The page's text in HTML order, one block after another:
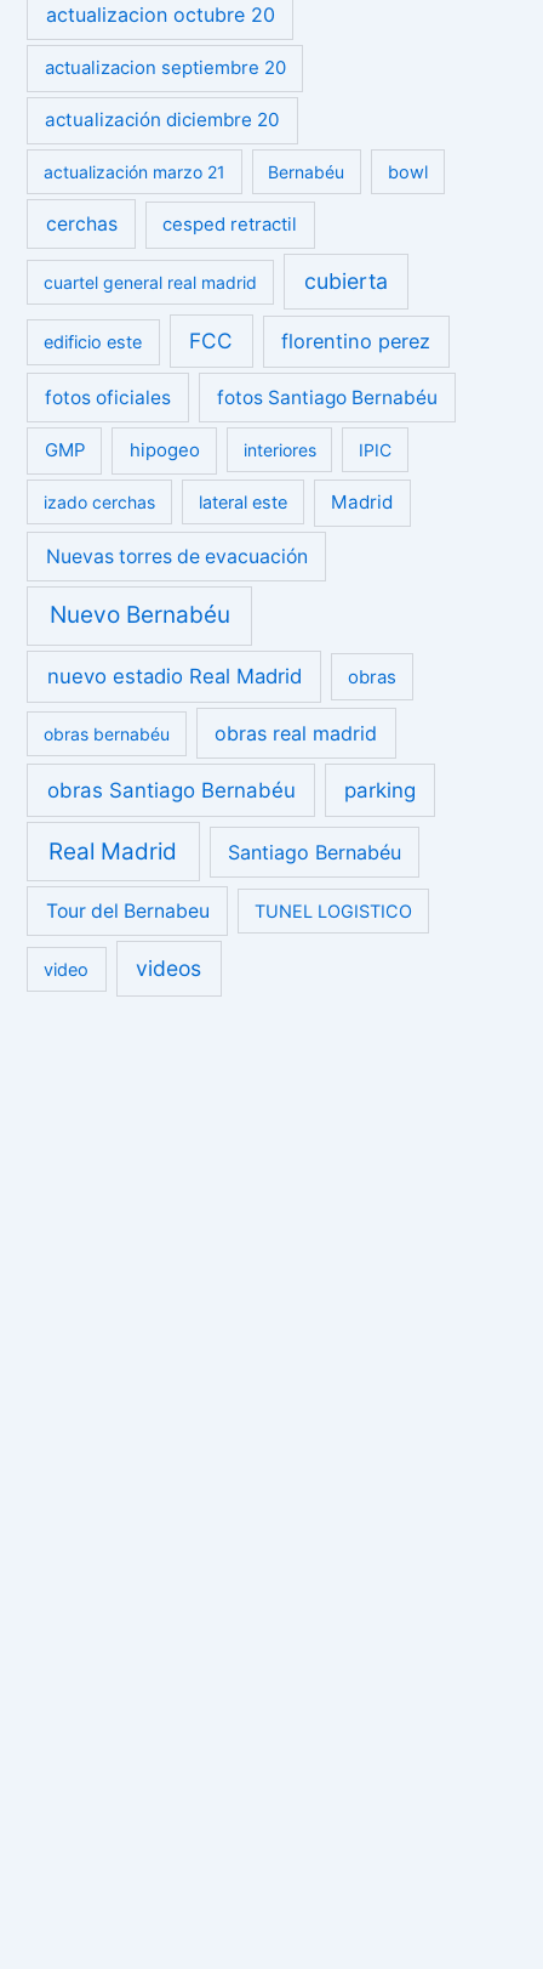
actualizacion octubre 20
actualizacion septiembre 20
actualización diciembre 20
actualización marzo 21 Bernabéu bowl
cerchas cesped retractil
cuartel general real madrid cubierta
edificio este FCC florentino perez
fotos oficiales fotos Santiago Bernabéu
GMP hipogeo interiores IPIC
izado cerchas lateral este Madrid
Nuevas torres de evacuación
Nuevo Bernabéu
nuevo estadio Real Madrid obras
obras bernabéu obras real madrid
obras Santiago Bernabéu parking
Real Madrid Santiago Bernabéu
Tour del Bernabeu TUNEL LOGISTICO
video videos